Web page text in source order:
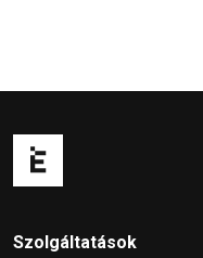
Szolgáltatások